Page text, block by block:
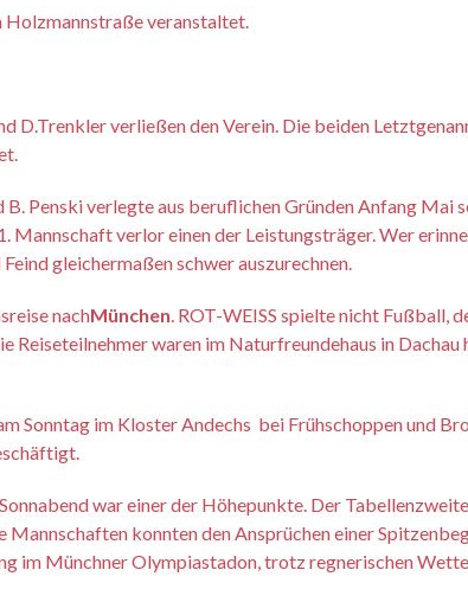
Holzmannstraße veranstaltet.
D.Trenkler verließen den Verein. Die beiden
Penski verlegte aus beruflichen Gründen Anfang Mai
Mannschaft verlor einen der Leistungsträger. Wer
gleichermaßen schwer auszurechnen.
nachMünchen. ROT-WEISS spielte nicht Fußball,
Reiseteilnehmer waren im Naturfreundehaus in Dachau
Sonntag im Kloster Andechs bei Frühschoppen und
war einer der Höhepunkte. Der
konnten den Ansprüchen einer
im Münchner Olympiastadon, trotz regnerischen